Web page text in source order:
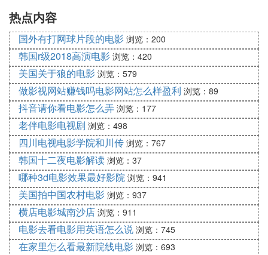
热点内容
国外有打网球片段的电影 浏览：200
韩国r级2018高演电影 浏览：420
美国关于狼的电影 浏览：579
做影视网站赚钱吗电影网站怎么样盈利 浏览：89
抖音请你看电影怎么弄 浏览：177
老伴电影电视剧 浏览：498
四川电视电影学院和川传 浏览：767
韩国十二夜电影解读 浏览：37
哪种3d电影效果最好影院 浏览：941
美国拍中国农村电影 浏览：937
横店电影城南沙店 浏览：911
电影去看电影用英语怎么说 浏览：745
在家里怎么看最新院线电影 浏览：693